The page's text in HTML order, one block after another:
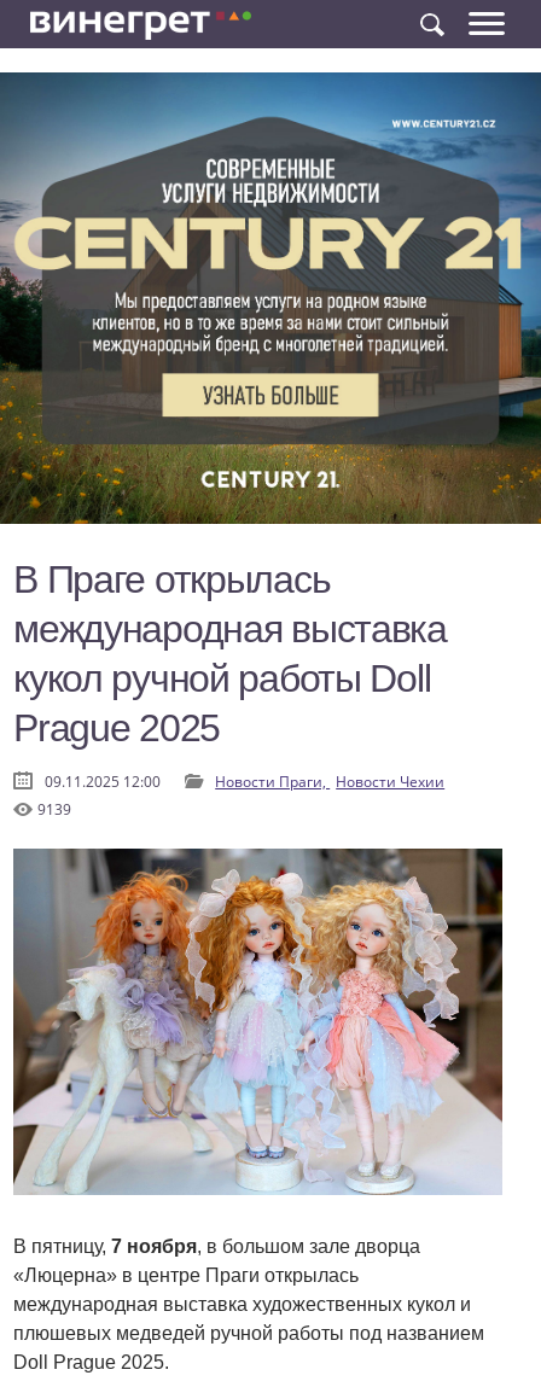
В Праге открылась
международная выставка
кукол ручной работы Doll
Prague 2025
09.11.2025 12:00 Новости Праги, Новости Чехии
9139
В пятницу,7 ноября, в большом зале дворца
«Люцерна» в центре Праги открылась
международная выставка художественных кукол и
плюшевых медведей ручной работы под названием
Doll Prague 2025.